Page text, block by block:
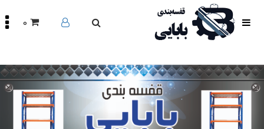
محصولات
مقالات
درباره
0